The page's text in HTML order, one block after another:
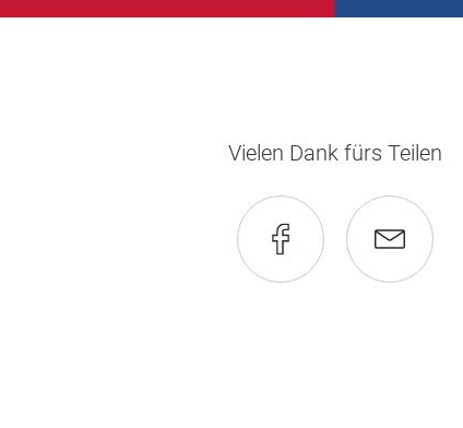
Vielen Dank fürs Teilen
Seite Seite